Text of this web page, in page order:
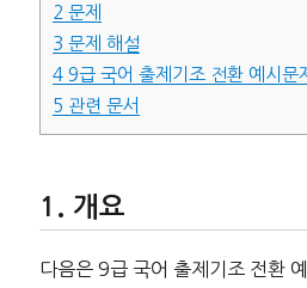
2 문제
3 문제 해설
49급 국어 출제기조 전환 예시문
5 관련 문서
개요
다음은 9급 국어 출제기조 전환